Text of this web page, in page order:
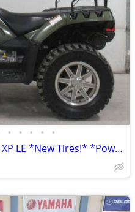
• • • • •
2010 Polaris Sportsman 550 XP LE *New Tires!* *Power Steering*